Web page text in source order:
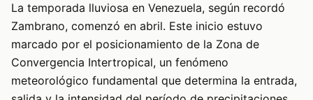
La temporada lluviosa en Venezuela, según recordó
Zambrano, comenzó en abril. Este inicio estuvo
marcado por el posicionamiento de la Zona de
Convergencia Intertropical, un fenómeno
meteorológico fundamental que determina la entrada,